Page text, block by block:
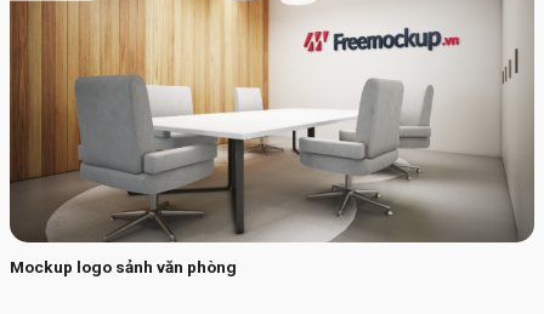
Mockup logo sảnh văn phòng